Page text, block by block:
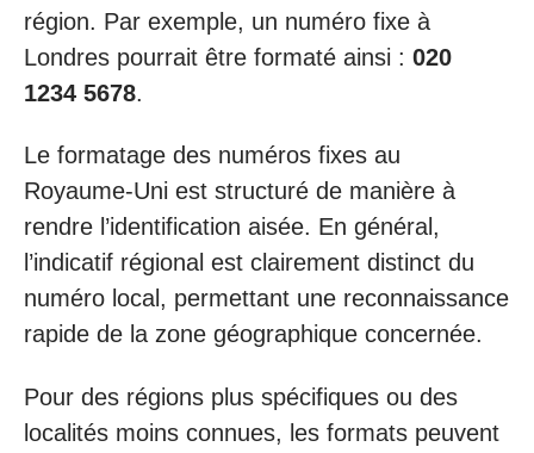
région. Par exemple, un numéro fixe à
Londres pourrait être formaté ainsi : 020
1234 5678.
Le formatage des numéros fixes au
Royaume-Uni est structuré de manière à
rendre l’identification aisée. En général,
l’indicatif régional est clairement distinct du
numéro local, permettant une reconnaissance
rapide de la zone géographique concernée.
Pour des régions plus spécifiques ou des
localités moins connues, les formats peuvent